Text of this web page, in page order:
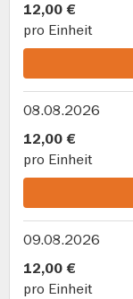
12,00 €
pro Einheit
08.08.2026
12,00 €
pro Einheit
09.08.2026
12,00 €
pro Einheit